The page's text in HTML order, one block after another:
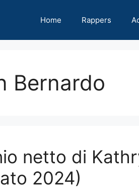
Home Rappers
Bernardo
netto di
2024)